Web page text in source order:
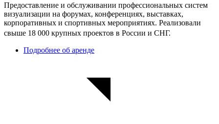
Предоставление и обслуживании профессиональных систем
визуализации на форумах, конференциях, выставках,
корпоративных и спортивных мероприятиях. Реализовали
свыше 18 000 крупных проектов в России и СНГ.
Подробнее об аренде